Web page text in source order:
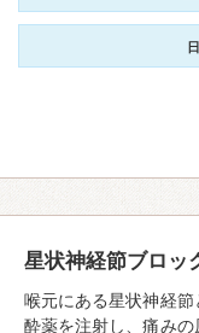
星状神経節ブロッ
喉元にある星状神経
酔薬を注射し、痛み